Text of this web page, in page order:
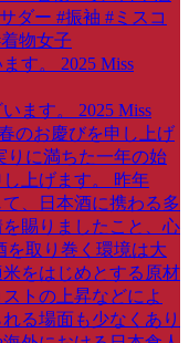
す。 2025 Miss